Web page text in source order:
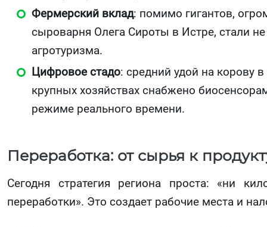
Фермерский вклад: помимо гигантов,
сыроварня Олега Сироты в Истре, стали
агротуризма.
Цифровое стадо: средний удой на корову
крупных хозяйствах снабжено
режиме реального времени.
Переработка: от сырья к
Сегодня стратегия региона проста: «ни
переработки». Это создает рабочие места и